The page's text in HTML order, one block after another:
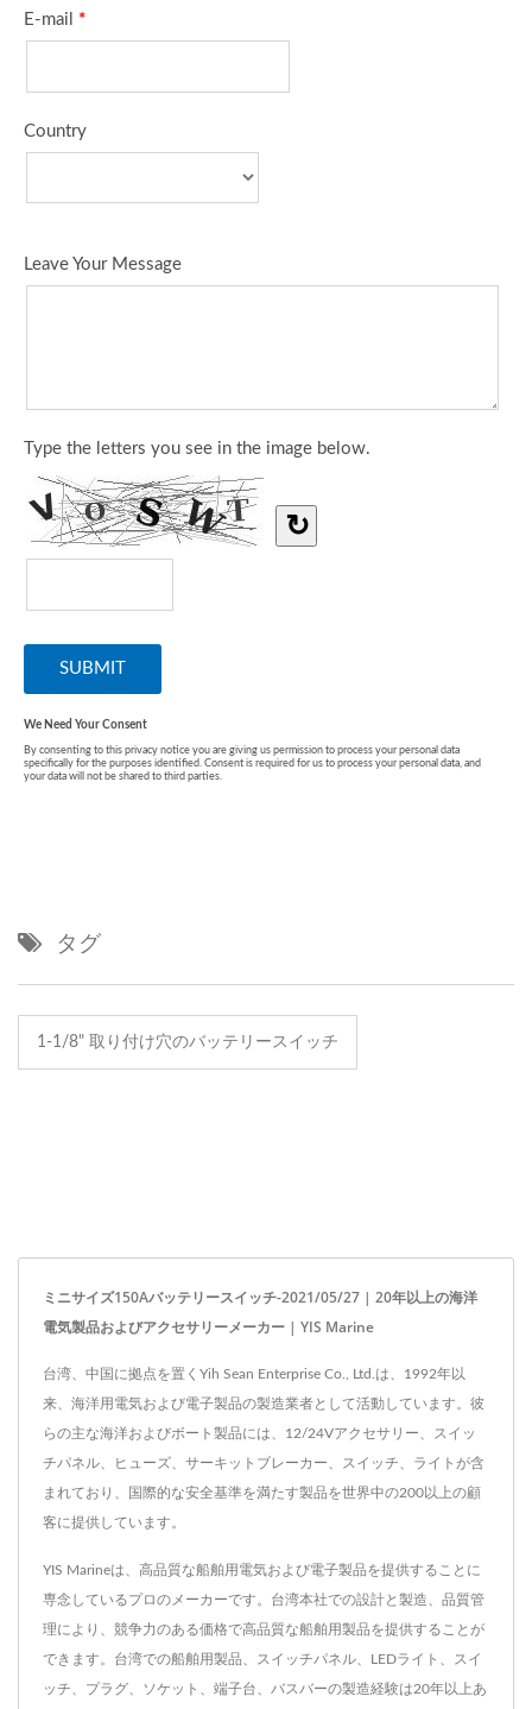
タグ
1-1/8" 取り付け穴のバッテリースイッチ
ミニサイズ150Aバッテリースイッチ-2021/05/27 | 20年以上の海洋
電気製品およびアクセサリーメーカー | YIS Marine
台湾、中国に拠点を置くYih Sean Enterprise Co., Ltd.は、1992年以
来、海洋用電気および電子製品の製造業者として活動しています。彼
らの主な海洋およびボート製品には、12/24Vアクセサリー、スイッ
チパネル、ヒューズ、サーキットブレーカー、スイッチ、ライトが含
まれており、国際的な安全基準を満たす製品を世界中の200以上の顧
客に提供しています。
YIS Marineは、高品質な船舶用電気および電子製品を提供することに
専念しているプロのメーカーです。台湾本社での設計と製造、品質管
理により、競争力のある価格で高品質な船舶用製品を提供することが
できます。台湾での船舶用製品、スイッチパネル、LEDライト、スイ
ッチ、プラグ、ソケット、端子台、バスバーの製造経験は20年以上あ